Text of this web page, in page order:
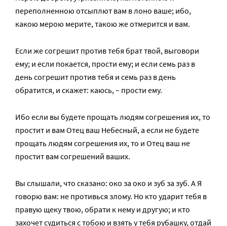
переполненною отсыплют вам в лоно ваше; ибо,
какою мерою мерите, такою же отмерится и вам.
Если же согрешит против тебя брат твой, выговори
ему; и если покается, прости ему; и если семь раз в
день согрешит против тебя и семь раз в день
обратится, и скажет: каюсь, – прости ему.
Ибо если вы будете прощать людям согрешения их, то
простит и вам Отец ваш Небесный, а если не будете
прощать людям согрешения их, то и Отец ваш не
простит вам согрешений ваших.
Вы слышали, что сказано: око за око и зуб за зуб. А Я
говорю вам: не противься злому. Но кто ударит тебя в
правую щеку твою, обрати к нему и другую; и кто
захочет судиться с тобою и взять у тебя рубашку, отдай